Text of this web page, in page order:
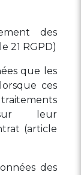
des
21 RGPD)
que les
ces
leur
(article
des